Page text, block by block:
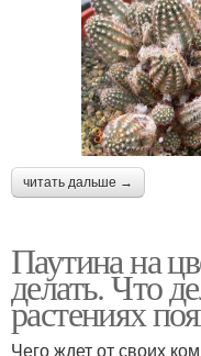
читать дальше →
Паутина на
делать. Что
растениях
Чего ждет от своих